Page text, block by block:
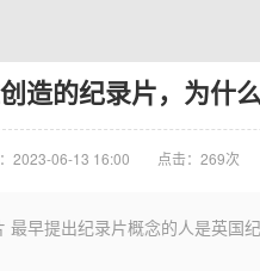
造的纪录片，为什
2023-06-13 16:00 点击： 269次
早提出纪录片概念的人是英国纪